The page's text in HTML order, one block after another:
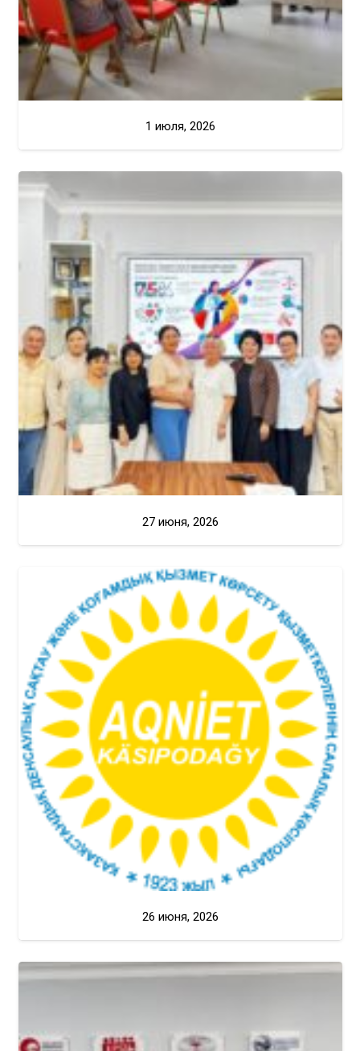
1 июля, 2026
27 июня, 2026
26 июня, 2026